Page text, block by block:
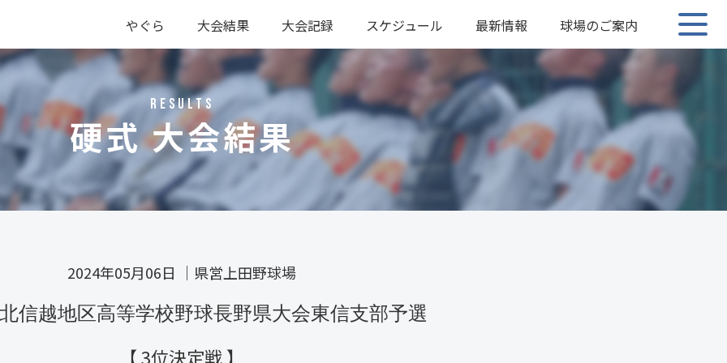
やぐら
大会結果
硬式
軟式
大会記録
硬式
軟式
スケジュール 最新情報 球場のご案内
RESULTS
硬式 大会結果
2024年05月06日 ｜ 県営上田野球場
北信越地区高等学校野球長野県大会東信支部予選
【 3位決定戦 】